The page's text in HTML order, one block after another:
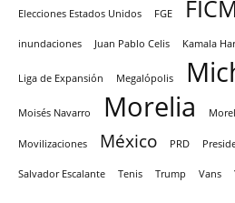
Elecciones Estados Unidos FGE
inundaciones Juan Pablo Celis Kamala
Liga de Expansión Megalópolis
Moisés Navarro Morelia
Movilizaciones México PRD
Salvador Escalante Tenis Trump Vans